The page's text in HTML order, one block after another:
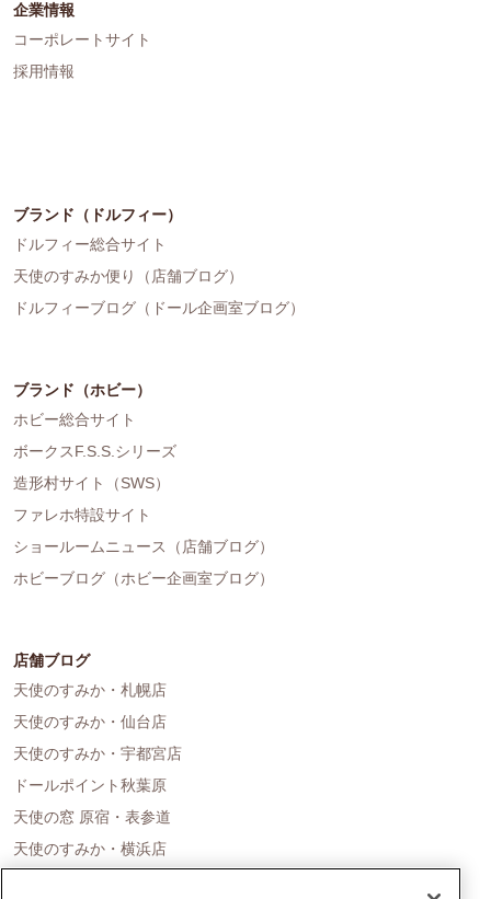
企業情報
コーポレートサイト
採用情報
ブランド（ドルフィー）
ドルフィー総合サイト
天使のすみか便り（店舗ブログ）
ドルフィーブログ（ドール企画室ブログ）
ブランド（ホビー）
ホビー総合サイト
ボークスF.S.S.シリーズ
造形村サイト（SWS）
ファレホ特設サイト
ショールームニュース（店舗ブログ）
ホビーブログ（ホビー企画室ブログ）
店舗ブログ
天使のすみか・札幌店
天使のすみか・仙台店
天使のすみか・宇都宮店
ドールポイント秋葉原
天使の窓 原宿・表参道
天使のすみか・横浜店